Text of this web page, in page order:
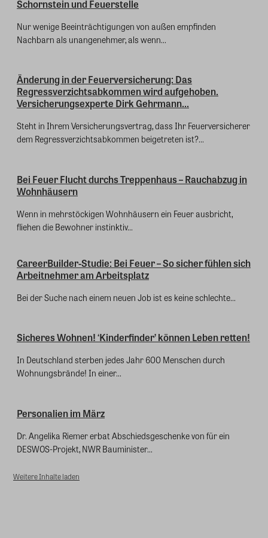
Schornstein und Feuerstelle
Nur wenige Beeinträchtigungen von außen empfinden
Nachbarn als unangenehmer, als wenn...
Änderung in der Feuerversicherung: Das
Regressverzichtsabkommen wird aufgehoben.
Versicherungsexperte Dirk Gehrmann...
Steht in Ihrem Versicherungsvertrag, dass Ihr Feuerversicherer
dem Regressverzichtsabkommen beigetreten ist?...
Bei Feuer Flucht durchs Treppenhaus – Rauchabzug in
Wohnhäusern
Wenn in mehrstöckigen Wohnhäusern ein Feuer ausbricht,
fliehen die Bewohner instinktiv...
CareerBuilder-Studie: Bei Feuer – So sicher fühlen sich
Arbeitnehmer am Arbeitsplatz
Bei der Suche nach einem neuen Job ist es keine schlechte...
Sicheres Wohnen! ‘Kinderfinder’ können Leben retten!
In Deutschland sterben jedes Jahr 600 Menschen durch
Wohnungsbrände! In einer...
Personalien im März
Dr. Angelika Riemer erbat Abschiedsgeschenke von für ein
DESWOS-Projekt, NWR Bauminister...
Weitere Inhalte laden